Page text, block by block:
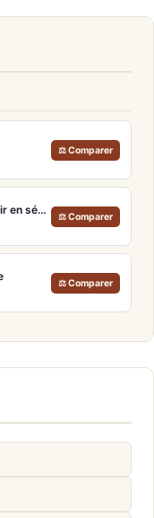
⚖ Comparer
Shokz OpenRun Pro 2 Mini – Casque sport à conduction osseuse pour courir en sécurité
⚖ Comparer
⚖ Comparer